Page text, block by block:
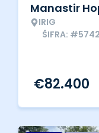
Manastir
IRIG
ŠIFRA:
€82.400